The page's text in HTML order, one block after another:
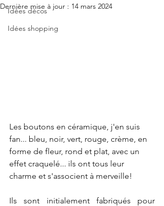
Idées décos
Idées shopping
Dernière mise à jour : 14 mars 2024
Les boutons en céramique, j'en suis
fan... bleu, noir, vert, rouge, crème, en
forme de fleur, rond et plat, avec un
effet craquelé... ils ont tous leur
charme et s'associent à merveille!
Ils sont initialement fabriqués pour